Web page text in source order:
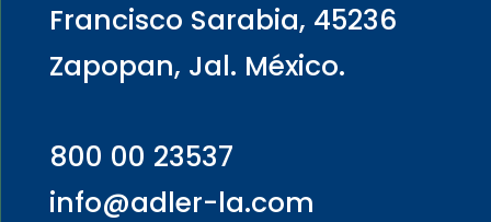
Francisco Sarabia, 45236
Zapopan, Jal. México.
800 00 23537
info@adler-la.com